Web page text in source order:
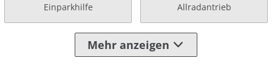
Einparkhilfe Allradantrieb
Mehr anzeigen